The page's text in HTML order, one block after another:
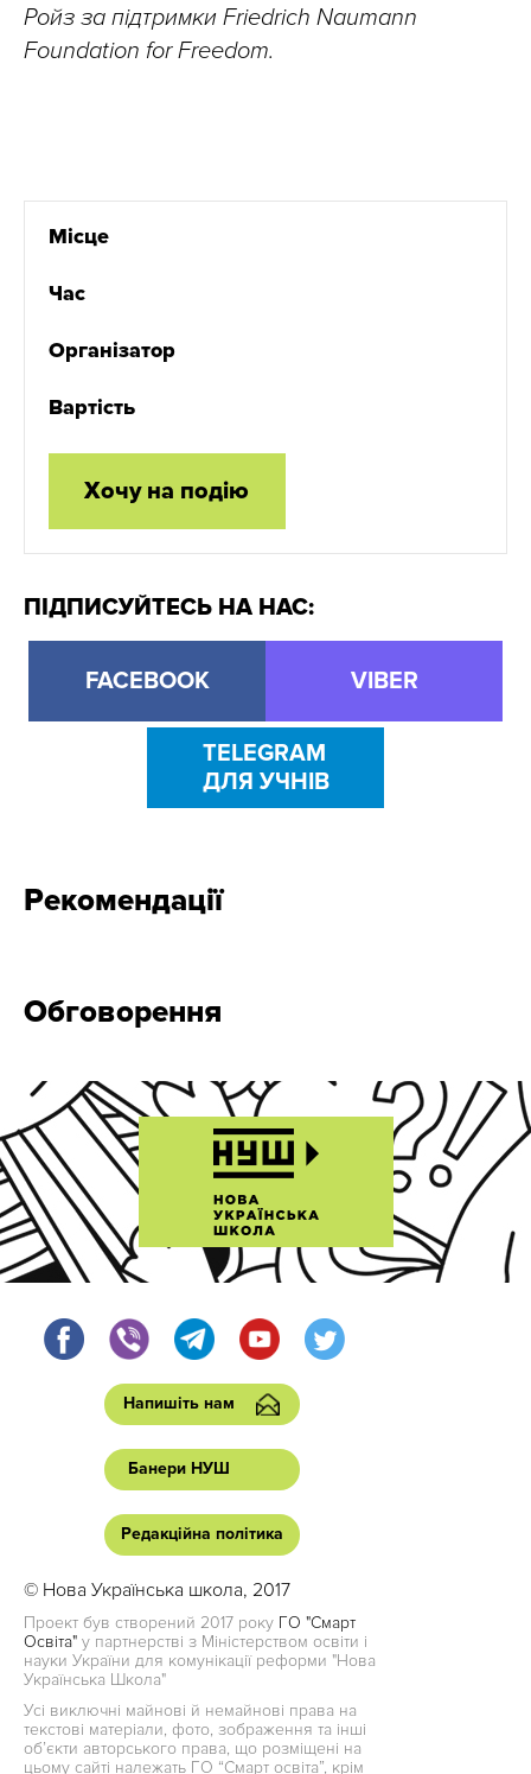
Ройз за підтримки Friedrich Naumann
Foundation for Freedom.
Місце
Час
Організатор
Вартість
Хочу на подію
ПІДПИСУЙТЕСЬ НА НАС:
FACEBOOK VIBER
TELEGRAM
ДЛЯ УЧНІВ
Рекомендації
Обговорення
Напишіть нам
Банери НУШ
Редакційна політика
© Нова Українська школа, 2017
Проект був створений 2017 року ГО "Смарт
Освіта" у партнерстві з Міністерством освіти і
науки України для комунікації реформи "Нова
Українська Школа"
Усі виключні майнові й немайнові права на
текстові матеріали, фото, зображення та інші
об’єкти авторського права, що розміщені на
цьому сайті належать ГО “Смарт освіта”, крім